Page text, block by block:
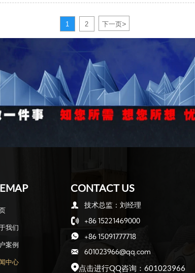
、受众群体及核心展示内容，形成项目需求文档‌。
本（含镜头运动、时长标注），其中分镜需通过动态预演（
制在200万面内）、贴图精度（4K-8K）及软件生态（Max/
保持光滑过渡‌。
拓扑需均匀以避免动画撕裂‌。
3D Painter实现铁锈磨损等动态适配效果‌。
轨迹）‌。
1 2 下一页>
我们
案例
中心
CONTACT US
 技术总监：刘经理
 +86 15221469000
 +86 15091777718

601023966@qq.com
点击进行QQ咨询：601023966